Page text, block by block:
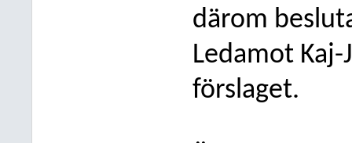
därom
Ledamot
förslaget.